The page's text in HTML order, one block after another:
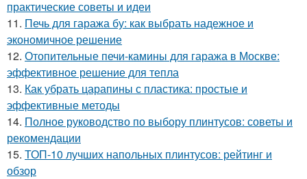
практические советы и идеи
11. Печь для гаража бу: как выбрать надежное и
экономичное решение
12. Отопительные печи-камины для гаража в Москве:
эффективное решение для тепла
13. Как убрать царапины с пластика: простые и
эффективные методы
14. Полное руководство по выбору плинтусов: советы и
рекомендации
15. ТОП-10 лучших напольных плинтусов: рейтинг и
обзор